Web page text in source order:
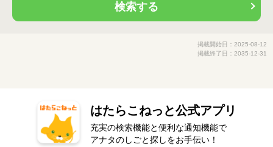
検索する
掲載開始日：2025-08-12
掲載終了日：2035-12-31
はたらこねっと公式アプリ
充実の検索機能と便利な通知機能で
アナタのしごと探しをお手伝い！